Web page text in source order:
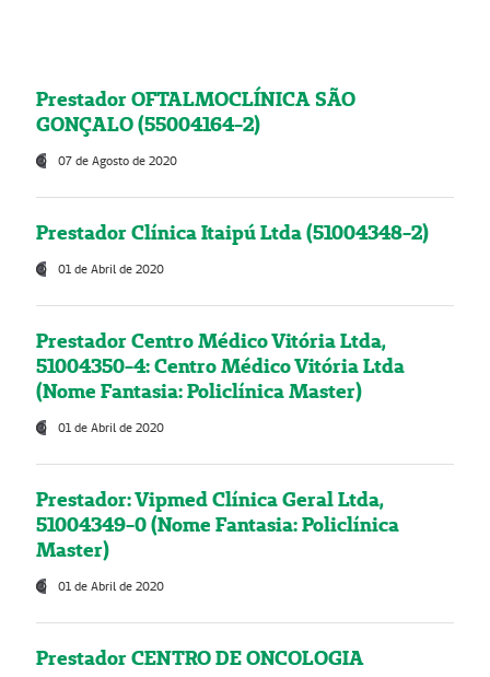
Prestador OFTALMOCLÍNICA SÃO
GONÇALO (55004164-2)
07 de Agosto de 2020
Prestador Clínica Itaipú Ltda (51004348-2)
01 de Abril de 2020
Prestador Centro Médico Vitória Ltda,
51004350-4: Centro Médico Vitória Ltda
(Nome Fantasia: Policlínica Master)
01 de Abril de 2020
Prestador: Vipmed Clínica Geral Ltda,
51004349-0 (Nome Fantasia: Policlínica
Master)
01 de Abril de 2020
Prestador CENTRO DE ONCOLOGIA